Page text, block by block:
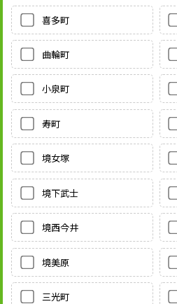
喜多町
曲輪町
小泉町
寿町
境女塚
境下武士
境西今井
境美原
三光町